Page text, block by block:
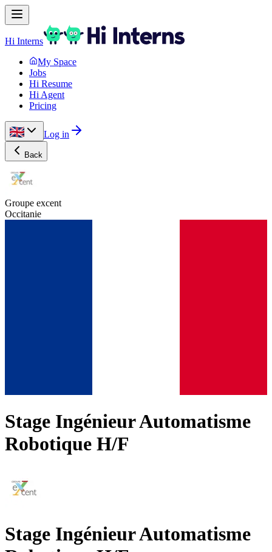
Hi Interns
My Space
Jobs
Hi Resume
Hi Agent
Pricing
Log in
Back
Groupe excent
Occitanie
Stage Ingénieur Automatisme
Robotique H/F
Stage Ingénieur Automatisme